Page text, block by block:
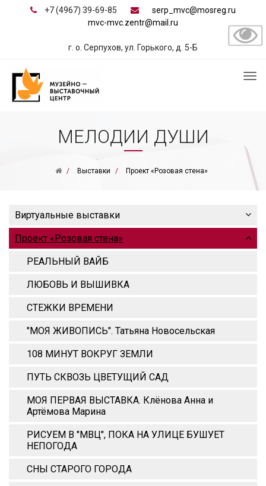
+7 (4967) 39-69-85
serp_mvc@mosreg.ru
mvc-mvc.zentr@mail.ru
г. о. Серпухов, ул. Горького, д. 5-Б
МЕЛОДИИ ДУШИ
Выставки Проект «Розовая стена»
Виртуальные выставки
Проект «Розовая стена»
РЕАЛЬНЫЙ ВАЙБ
ЛЮБОВЬ И ВЫШИВКА
СТЕЖКИ ВРЕМЕНИ
"МОЯ ЖИВОПИСЬ". Татьяна Новосельская
108 МИНУТ ВОКРУГ ЗЕМЛИ
ПУТЬ СКВОЗЬ ЦВЕТУЩИЙ САД
МОЯ ПЕРВАЯ ВЫСТАВКА. Клёнова Анна и
Артёмова Марина
РИСУЕМ В "МВЦ", ПОКА НА УЛИЦЕ БУШУЕТ
НЕПОГОДА
СНЫ СТАРОГО ГОРОДА